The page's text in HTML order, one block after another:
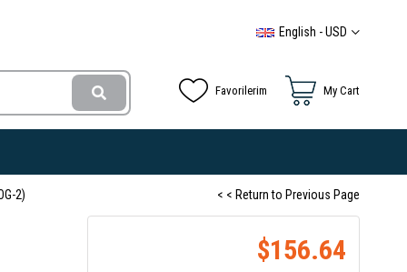
English - USD
My Cart
Favorilerim
2) < < Return to Previous Page
$156.64